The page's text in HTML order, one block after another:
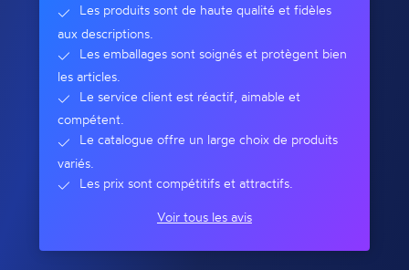
Les produits sont de haute qualité et fidèles
aux descriptions.
Les emballages sont soignés et protègent bien
les articles.
Le service client est réactif, aimable et
compétent.
Le catalogue offre un large choix de produits
variés.
Les prix sont compétitifs et attractifs.
Voir tous les avis